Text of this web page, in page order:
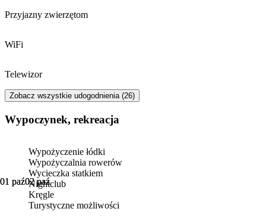
01 paź02 paź
01 paź02 paź
Przyjazny zwierzętom
WiFi
Telewizor
Zobacz wszystkie udogodnienia (26)
Wypoczynek, rekreacja
Wypożyczenie łódki
Wypożyczalnia rowerów
Wycieczka statkiem
Nightclub
Kręgle
Turystyczne możliwości